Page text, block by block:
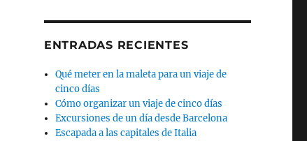
ENTRADAS RECIENTES
Qué meter en la maleta para un viaje de
cinco días
Cómo organizar un viaje de cinco días
Excursiones de un día desde Barcelona
Escapada a las capitales de Italia